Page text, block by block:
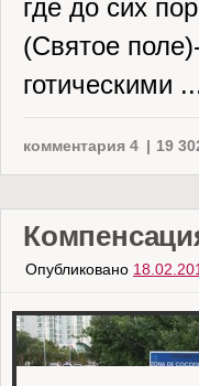
где до сих
(Святое
готическими
комментария 4 | 19
Опубликовано